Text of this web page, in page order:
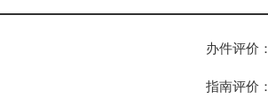
办件评价：
指南评价：